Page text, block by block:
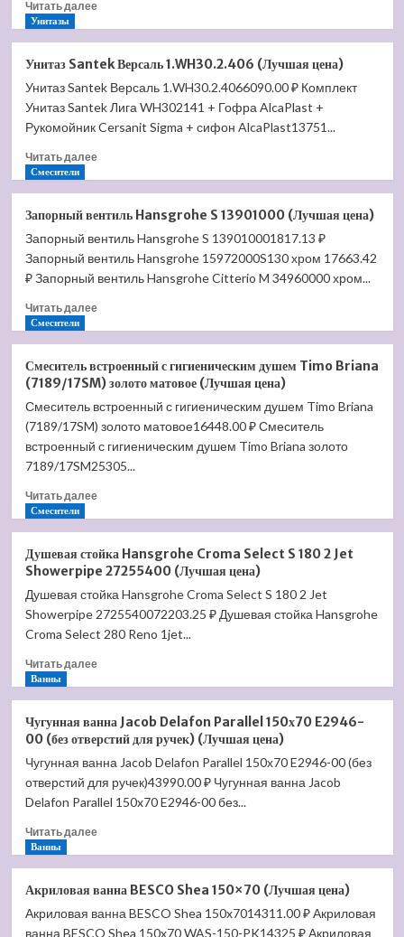
01
Читать далееПрочитать
Унитаз
Santek
Римини
1.WH30.2.130
(Лучшая
Унитазы
Унитаз Santek Версаль 1.WH30.2.406 (Лучшая цена)
Унитаз Santek Версаль 1.WH30.2.4066090.00 ₽ Комплект
Унитаз Santek Лига WH302141 + Гофра AlcaPlast +
Рукомойник Cersanit Sigma + сифон AlcaPlast13751...
Читать далееПрочитать
Santek
Версаль
1.WH30.2.406
(Лучшая
Смесители
Запорный вентиль Hansgrohe S 13901000 (Лучшая цена)
Запорный вентиль Hansgrohe S 139010001817.13 ₽
Запорный вентиль Hansgrohe 15972000S130 хром 17663.42
₽ Запорный вентиль Hansgrohe Citterio M 34960000 хром...
Читать далееПрочитать
вентиль
Hansgrohe
S
13901000
(Лучшая
цена)
Смесители
Смеситель встроенный с гигиеническим душем Timo Briana
(7189/17SM) золото матовое (Лучшая цена)
Смеситель встроенный с гигиеническим душем Timo Briana
(7189/17SM) золото матовое16448.00 ₽ Смеситель
встроенный с гигиеническим душем Timo Briana золото
7189/17SM25305...
Читать далееПрочитать
встроенный
с
гигиеническим
душем
Timo
(7189/17SM)
матовое
(Лучшая
цена)
Смесители
Душевая стойка Hansgrohe Croma Select S 180 2 Jet
Showerpipe 27255400 (Лучшая цена)
Душевая стойка Hansgrohe Croma Select S 180 2 Jet
Showerpipe 2725540072203.25 ₽ Душевая стойка Hansgrohe
Croma Select 280 Reno 1jet...
Читать далееПрочитать
стойка
Hansgrohe
Croma
Select
S
2
Showerpipe
27255400
цена)
Ванны
Чугунная ванна Jacob Delafon Parallel 150х70 E2946-
00 (без отверстий для ручек) (Лучшая цена)
Чугунная ванна Jacob Delafon Parallel 150х70 E2946-00 (без
отверстий для ручек)43990.00 ₽ Чугунная ванна Jacob
Delafon Parallel 150x70 E2946-00 без...
Читать далееПрочитать
ванна
Jacob
Delafon
Ванны
Акриловая ванна BESCO Shea 150×70 (Лучшая цена)
Акриловая ванна BESCO Shea 150x7014311.00 ₽ Акриловая
ванна BESCO Shea 150x70 WAS-150-PK14325 ₽ Акриловая